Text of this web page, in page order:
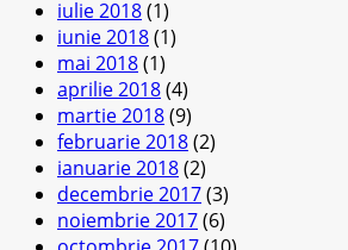
iulie 2018(1)
iunie 2018(1)
mai 2018(1)
aprilie 2018(4)
martie 2018(9)
februarie 2018(2)
ianuarie 2018(2)
decembrie 2017(3)
noiembrie 2017(6)